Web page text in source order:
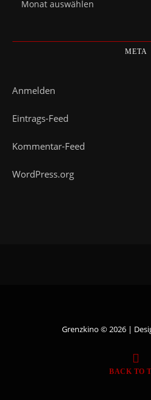
META
Anmelden
Eintrags-Feed
Kommentar-Feed
WordPress.org
Grenzkino © 2026 |
BACK TO